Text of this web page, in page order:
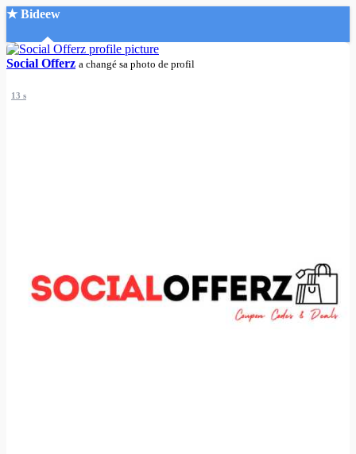
★ Bideew
Accueil
Social Offerz a changé sa photo de profil
13 s